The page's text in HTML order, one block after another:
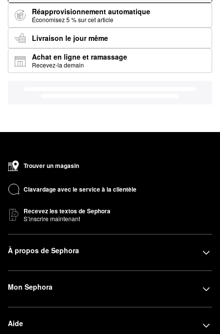
Réapprovisionnement automatique
Économisez 5 % sur cet article
Livraison le jour même
Achat en ligne et ramassage
Recevez-la demain
Trouver un magasin
Clavardage avec le service à la clientèle
Recevez les textos de Sephora
S’inscrire maintenant
À propos de Sephora
Mon Sephora
Aide